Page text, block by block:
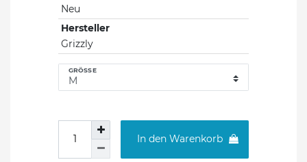
Neu
Hersteller
Grizzly
GRÖSSE
In den Warenkorb